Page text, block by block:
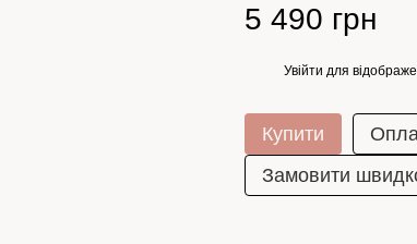
5 490 грн
Увійти для
Купити
Замовити